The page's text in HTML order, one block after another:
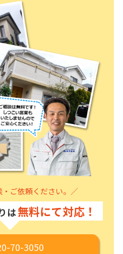
ご依頼ください。／
は無料にて対応！
70-3050